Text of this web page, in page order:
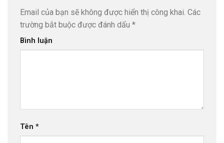
Email của bạn sẽ không được hiển thị công khai. Các
trường bắt buộc được đánh dấu *
Bình luận
Tên *